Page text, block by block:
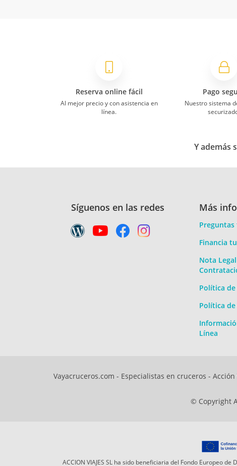
Reserva online fácil
Al mejor precio y con asistencia en
línea.
Pago
Nuestro sistema
Y además
Síguenos en las redes Más
Financia
Nota
Política
Política
Línea
Vayacruceros.com - Especialistas en cruceros - Acción
© Copyright
ACCION VIAJES SL ha sido beneficiaria del Fondo Europeo